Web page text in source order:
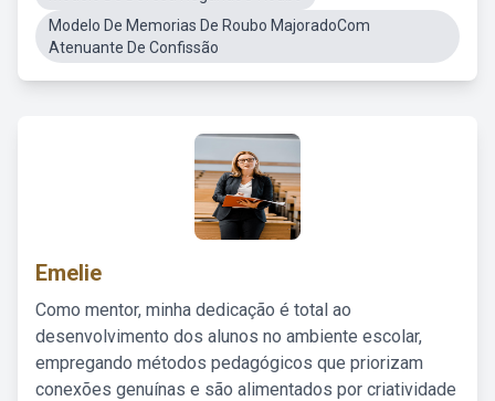
Modelo De Memorias De Roubo MajoradoCom
Atenuante De Confissão
Emelie
Como mentor, minha dedicação é total ao
desenvolvimento dos alunos no ambiente escolar,
empregando métodos pedagógicos que priorizam
conexões genuínas e são alimentados por criatividade